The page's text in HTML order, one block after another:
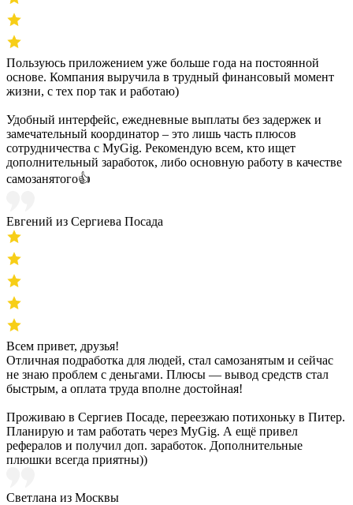
Пользуюсь приложением уже больше года на постоянной
основе. Компания выручила в трудный финансовый момент
жизни, с тех пор так и работаю)
Удобный интерфейс, ежедневные выплаты без задержек и
замечательный координатор – это лишь часть плюсов
сотрудничества с MyGig. Рекомендую всем, кто ищет
дополнительный заработок, либо основную работу в качестве
самозанятого👍
Евгений из Сергиева Посада
Всем привет, друзья!
Отличная подработка для людей, стал самозанятым и сейчас
не знаю проблем с деньгами. Плюсы — вывод средств стал
быстрым, а оплата труда вполне достойная!
Проживаю в Сергиев Посаде, переезжаю потихоньку в Питер.
Планирую и там работать через MyGig. А ещё привел
рефералов и получил доп. заработок. Дополнительные
плюшки всегда приятны))
Светлана из Москвы